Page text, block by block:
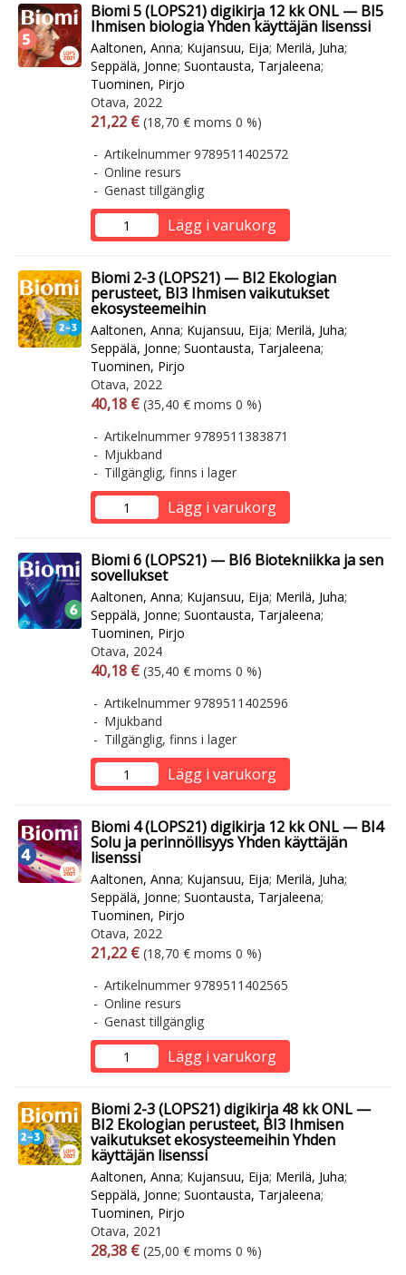
Biomi 5 (LOPS21) digikirja 12 kk ONL — BI5
Ihmisen biologia Yhden käyttäjän lisenssi
Aaltonen, Anna; Kujansuu, Eija; Merilä, Juha;
Seppälä, Jonne; Suontausta, Tarjaleena;
Tuominen, Pirjo
Otava, 2022
Arvonlisäverollinen hinta
21,22 € Arvonlisäveroton hinta
(18,70 € moms 0 %)
Artikelnummer 9789511402572
Online resurs
Genast tillgänglig
Lägg i varukorg
Biomi 2-3 (LOPS21) — BI2 Ekologian
perusteet, BI3 Ihmisen vaikutukset
ekosysteemeihin
Aaltonen, Anna; Kujansuu, Eija; Merilä, Juha;
Seppälä, Jonne; Suontausta, Tarjaleena;
Tuominen, Pirjo
Otava, 2022
Arvonlisäverollinen hinta
40,18 € Arvonlisäveroton hinta
(35,40 € moms 0 %)
Artikelnummer 9789511383871
Mjukband
Tillgänglig, finns i lager
Lägg i varukorg
Biomi 6 (LOPS21) — BI6 Biotekniikka ja sen
sovellukset
Aaltonen, Anna; Kujansuu, Eija; Merilä, Juha;
Seppälä, Jonne; Suontausta, Tarjaleena;
Tuominen, Pirjo
Otava, 2024
Arvonlisäverollinen hinta
40,18 € Arvonlisäveroton hinta
(35,40 € moms 0 %)
Artikelnummer 9789511402596
Mjukband
Tillgänglig, finns i lager
Lägg i varukorg
Biomi 4 (LOPS21) digikirja 12 kk ONL — BI4
Solu ja perinnöllisyys Yhden käyttäjän
lisenssi
Aaltonen, Anna; Kujansuu, Eija; Merilä, Juha;
Seppälä, Jonne; Suontausta, Tarjaleena;
Tuominen, Pirjo
Otava, 2022
Arvonlisäverollinen hinta
21,22 € Arvonlisäveroton hinta
(18,70 € moms 0 %)
Artikelnummer 9789511402565
Online resurs
Genast tillgänglig
Lägg i varukorg
Biomi 2-3 (LOPS21) digikirja 48 kk ONL —
BI2 Ekologian perusteet, BI3 Ihmisen
vaikutukset ekosysteemeihin Yhden
käyttäjän lisenssi
Aaltonen, Anna; Kujansuu, Eija; Merilä, Juha;
Seppälä, Jonne; Suontausta, Tarjaleena;
Tuominen, Pirjo
Otava, 2021
Arvonlisäverollinen hinta
28,38 € Arvonlisäveroton hinta
(25,00 € moms 0 %)